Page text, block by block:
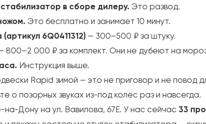
в сборе дилеру. Это развод.
Это бесплатно и занимает 10 минут.
6Q0411312) — 300–500 ₽ за штуку.
800–2 000 ₽ за комплект. Они не дубеют на
Инструкция выше.
Rapid зимой — это не приговор и не повод
о позорных звуках из-под колёс раз и навсегда.
Дону на ул. Вавилова, 67Е. У нас сейчас 33